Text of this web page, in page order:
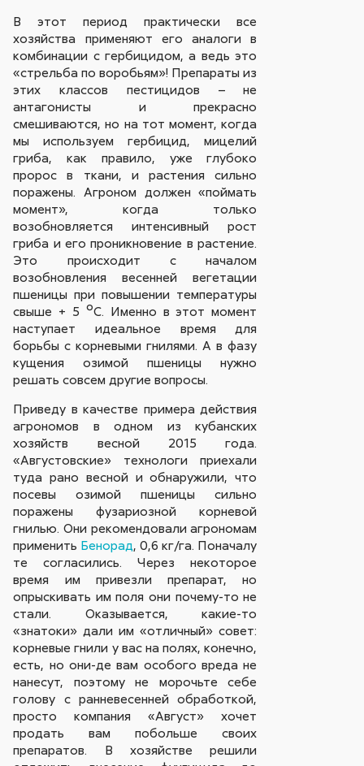
В этот период практически все
хозяйства применяют его аналоги в
комбинации с гербицидом, а ведь это
«стрельба по воробьям»! Препараты из
этих классов пестицидов – не
антагонисты и прекрасно
смешиваются, но на тот момент, когда
мы используем гербицид, мицелий
гриба, как правило, уже глубоко
пророс в ткани, и растения сильно
поражены. Агроном должен «поймать
момент», когда только
возобновляется интенсивный рост
гриба и его проникновение в растение.
Это происходит с началом
возобновления весенней вегетации
пшеницы при повышении температуры
свыше + 5 ºС. Именно в этот момент
наступает идеальное время для
борьбы с корневыми гнилями. А в фазу
кущения озимой пшеницы нужно
решать совсем другие вопросы.
Приведу в качестве примера действия
агрономов в одном из кубанских
хозяйств весной 2015 года.
«Августовские» технологи приехали
туда рано весной и обнаружили, что
посевы озимой пшеницы сильно
поражены фузариозной корневой
гнилью. Они рекомендовали агрономам
применить Бенорад, 0,6 кг/га. Поначалу
те согласились. Через некоторое
время им привезли препарат, но
опрыскивать им поля они почему-то не
стали. Оказывается, какие-то
«знатоки» дали им «отличный» совет:
корневые гнили у вас на полях, конечно,
есть, но они-де вам особого вреда не
нанесут, поэтому не морочьте себе
голову с ранневе­сенней обработкой,
просто компания «Август» хочет
продать вам побольше своих
препаратов. В хозяйстве решили